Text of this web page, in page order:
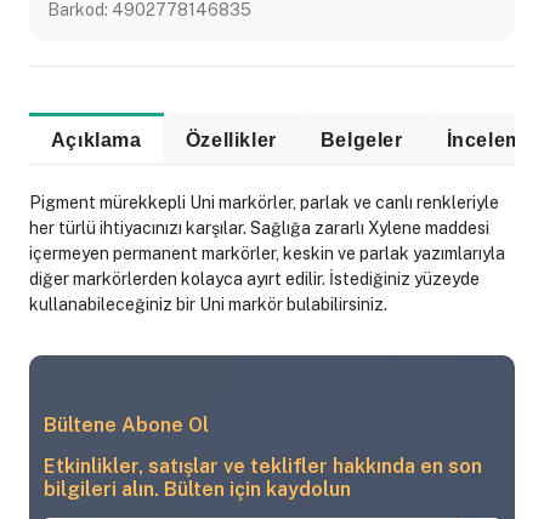
Barkod: 4902778146835
Açıklama Özellikler Belgeler
Pigment mürekkepli Uni markörler, parlak ve canlı renkleriyle
her türlü ihtiyacınızı karşılar. Sağlığa zararlı Xylene maddesi
içermeyen permanent markörler, keskin ve parlak yazımlarıyla
diğer markörlerden kolayca ayırt edilir. İstediğiniz yüzeyde
kullanabileceğiniz bir Uni markör bulabilirsiniz.
Bültene Abone Ol
Etkinlikler, satışlar ve teklifler hakkında en son
bilgileri alın. Bülten için kaydolun